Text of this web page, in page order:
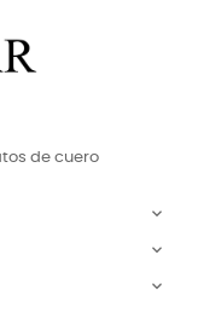
de cuero


